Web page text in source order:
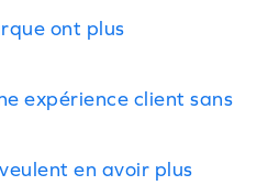
ont plus
expérience client sans
en avoir plus